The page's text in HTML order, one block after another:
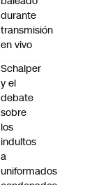
durante
transmisión
en vivo
Schalper
y el
debate
sobre
los
indultos
a
uniformados